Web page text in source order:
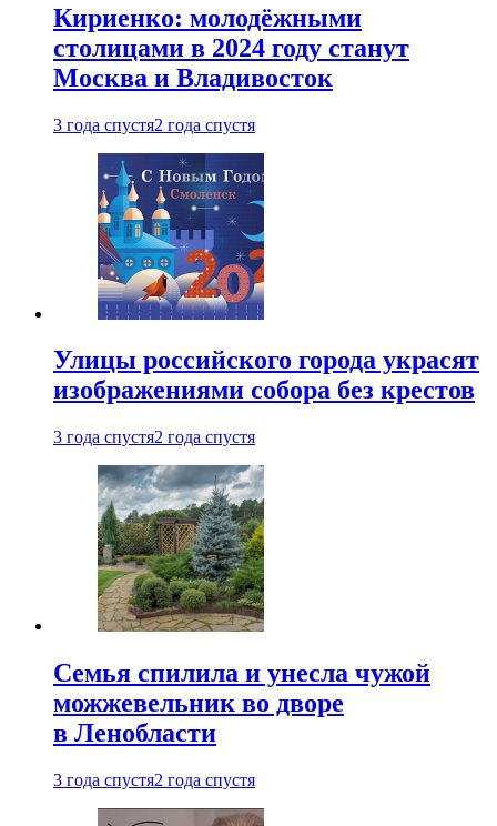
Кириенко: молодёжными
столицами в 2024 году станут
Москва и Владивосток
3 года спустя2 года спустя
Улицы российского города украсят
изображениями собора без крестов
3 года спустя2 года спустя
Семья спилила и унесла чужой
можжевельник во дворе
в Ленобласти
3 года спустя2 года спустя